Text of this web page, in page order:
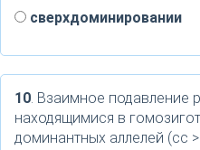
сверхдоминировании
10. Взаимное подавление
находящимися в
доминантных аллелей (сс